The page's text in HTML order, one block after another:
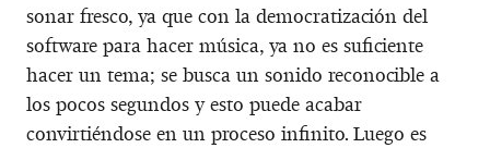
sonar fresco, ya que con la democratización del
software para hacer música, ya no es suficiente
hacer un tema; se busca un sonido reconocible a
los pocos segundos y esto puede acabar
convirtiéndose en un proceso infinito. Luego es